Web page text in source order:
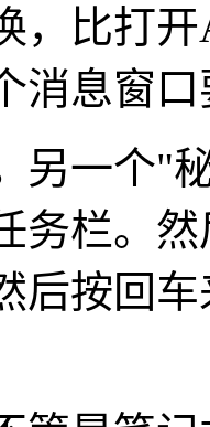
，比打
消息窗
另一个"
务栏。
后按回